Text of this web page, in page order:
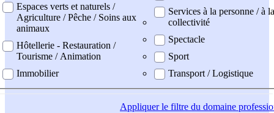
Espaces verts et naturels /
Agriculture / Pêche / Soins aux
animaux
Hôtellerie - Restauration /
Tourisme / Animation
Immobilier
Services à la personne / à la
collectivité
Spectacle
Sport
Transport / Logistique
Appliquerle filtre du domaine